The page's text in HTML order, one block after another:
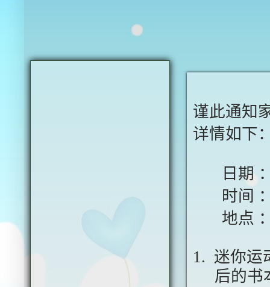
谨此通知
详情如下
日期
时间
地点
1. 迷你运
后的书